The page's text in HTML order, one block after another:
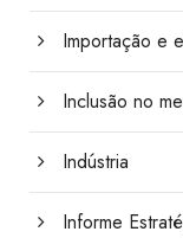
Importação e
Inclusão no
Indústria
Informe